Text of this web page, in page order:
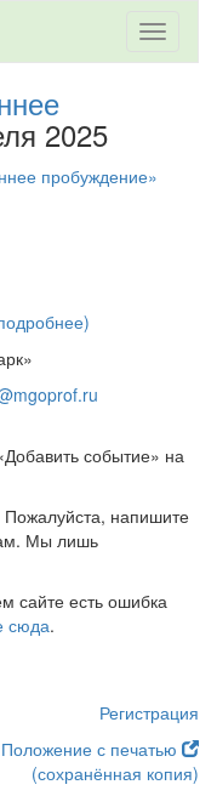
Toggle
2025
пробуждение»
событие» на
Пожалуйста, напишите
Мы лишь
сайте есть ошибка
сюда.
Регистрация
Положение с печатью
(сохранённая копия)